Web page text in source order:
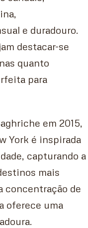
e duradouro.
destacar-se
quanto
para
em 2015,
York é inspirada
capturando a
mais
concentração de
oferece uma